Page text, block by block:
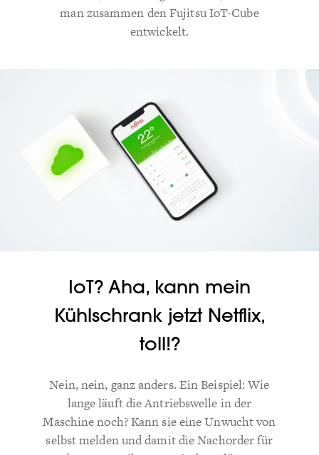
man zusammen den Fujitsu IoT-Cube
entwickelt.
IoT? Aha, kann mein
Kühlschrank jetzt Netflix,
toll!?
Nein, nein, ganz anders. Ein Beispiel: Wie
lange läuft die Antriebswelle in der
Maschine noch? Kann sie eine Unwucht von
selbst melden und damit die Nachorder für